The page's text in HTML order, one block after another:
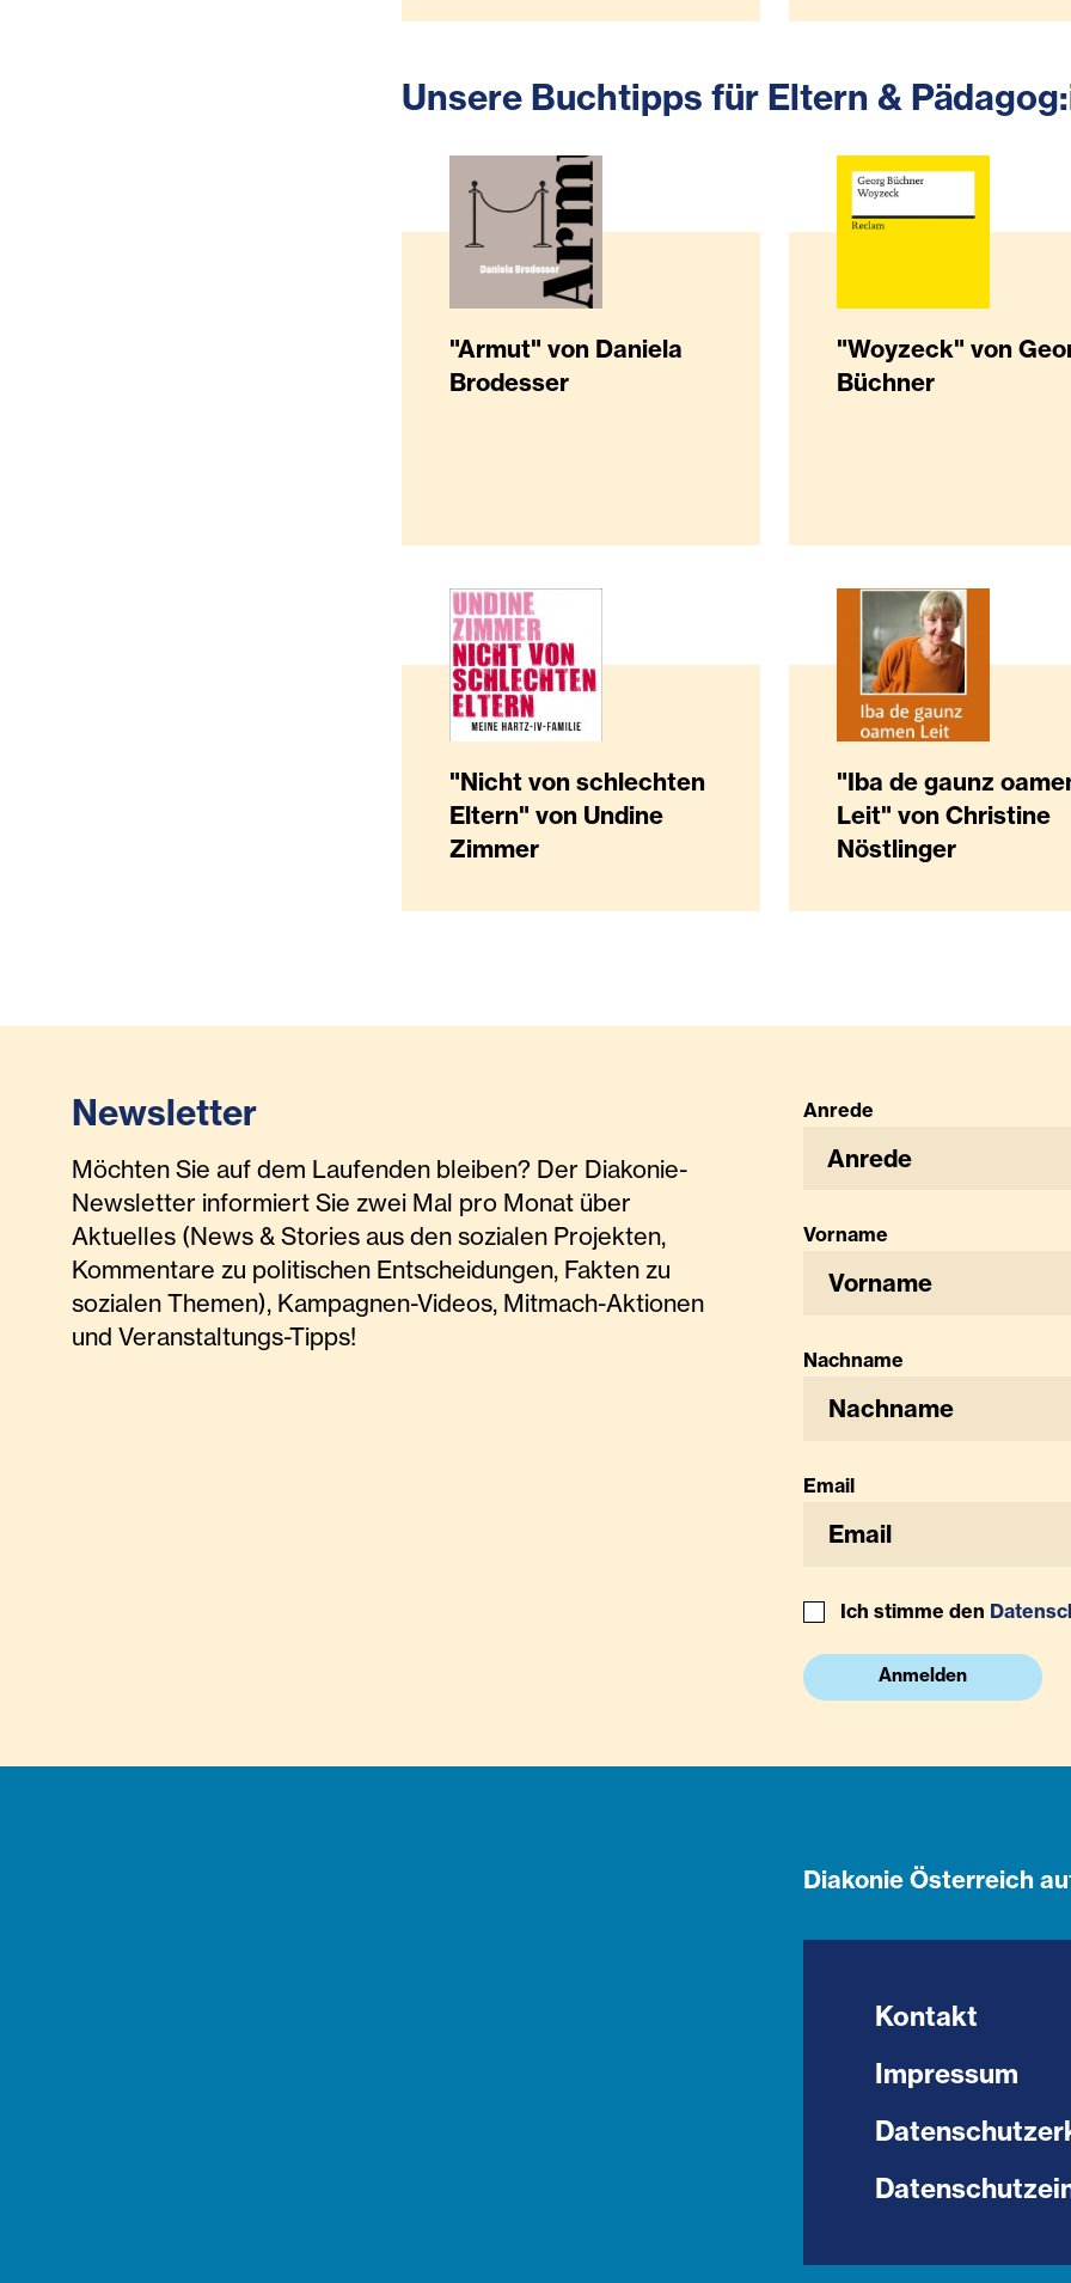
Unsere Buchtipps für Eltern &
"Armut" von Daniela
Brodesser
"Woyzeck" von
Büchner
"Nicht von schlechten
Eltern" von Undine
Zimmer
"Iba de gaunz
Leit" von Christine
Nöstlinger
Newsletter
Möchten Sie auf dem Laufenden bleiben? Der Diakonie-
Newsletter informiert Sie zwei Mal pro Monat über
Aktuelles (News & Stories aus den sozialen Projekten,
Kommentare zu politischen Entscheidungen, Fakten zu
sozialen Themen), Kampagnen-Videos, Mitmach-Aktionen
und Veranstaltungs-Tipps!
Anrede
Anrede
Vorname
Nachname
Email
Ich stimme den
Anmelden
Diakonie Österreich
Kontakt
Impressum